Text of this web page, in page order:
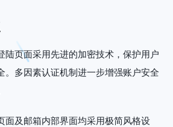
陆页面采用先进的加密技术，保护用户
。多因素认证机制进一步增强账户安全
面及邮箱内部界面均采用极简风格设